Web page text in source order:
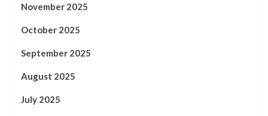
November 2025
October 2025
September 2025
August 2025
July 2025